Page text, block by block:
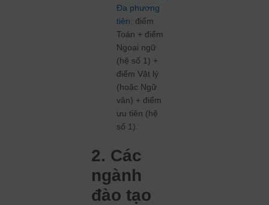
Đa phương
tiện: điểm
Toán + điểm
Ngoại ngữ
(hệ số 1) +
điểm Vật lý
(hoặc Ngữ
văn) + điểm
ưu tiên (hệ
số 1).
2. Các
ngành
đào tạo